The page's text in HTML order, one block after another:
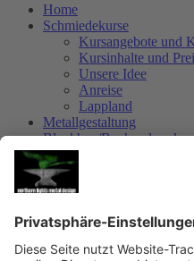
Home
Schmiedekurse
Kursangebote und
Kursinhalte und
Unsere Idee
Anreise
Lappland
Metallgestaltung
Blockbau/Bauhandwerk
Zeltöfen
Kontakt
Vermietung Blockhütten
News
Merchandising